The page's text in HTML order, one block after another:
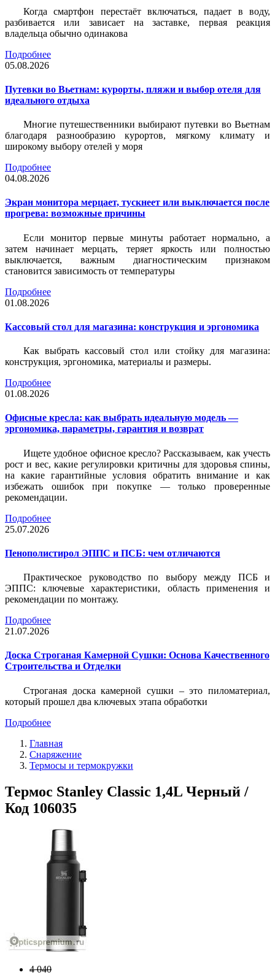
Когда смартфон перестаёт включаться, падает в воду,
разбивается или зависает на заставке, первая реакция
владельца обычно одинакова
Подробнее
05.08.2026
Путевки во Вьетнам: курорты, пляжи и выбор отеля для
идеального отдыха
Многие путешественники выбирают путевки во Вьетнам
благодаря разнообразию курортов, мягкому климату и
широкому выбору отелей у моря
Подробнее
04.08.2026
Экран монитора мерцает, тускнеет или выключается после
прогрева: возможные причины
Если монитор первые минуты работает нормально, а
затем начинает мерцать, теряет яркость или полностью
выключается, важным диагностическим признаком
становится зависимость от температуры
Подробнее
01.08.2026
Кассовый стол для магазина: конструкция и эргономика
Как выбрать кассовый стол или стойку для магазина:
конструкция, эргономика, материалы и размеры.
Подробнее
01.08.2026
Офисные кресла: как выбрать идеальную модель —
эргономика, параметры, гарантия и возврат
Ищете удобное офисное кресло? Рассказываем, как учесть
рост и вес, какие регулировки критичны для здоровья спины,
на какие гарантийные условия обратить внимание и как
избежать ошибок при покупке — только проверенные
рекомендации.
Подробнее
25.07.2026
Пенополистирол ЭППС и ПСБ: чем отличаются
Практическое руководство по выбору между ПСБ и
ЭППС: ключевые характеристики, область применения и
рекомендации по монтажу.
Подробнее
21.07.2026
Доска Строганая Камерной Сушки: Основа Качественного
Строительства и Отделки
Строганая доска камерной сушки – это пиломатериал,
который прошел два ключевых этапа обработки
Подробнее
Главная
Снаряжение
Термосы и термокружки
Термос Stanley Classic 1,4L Черный /
Код 106035
4 040